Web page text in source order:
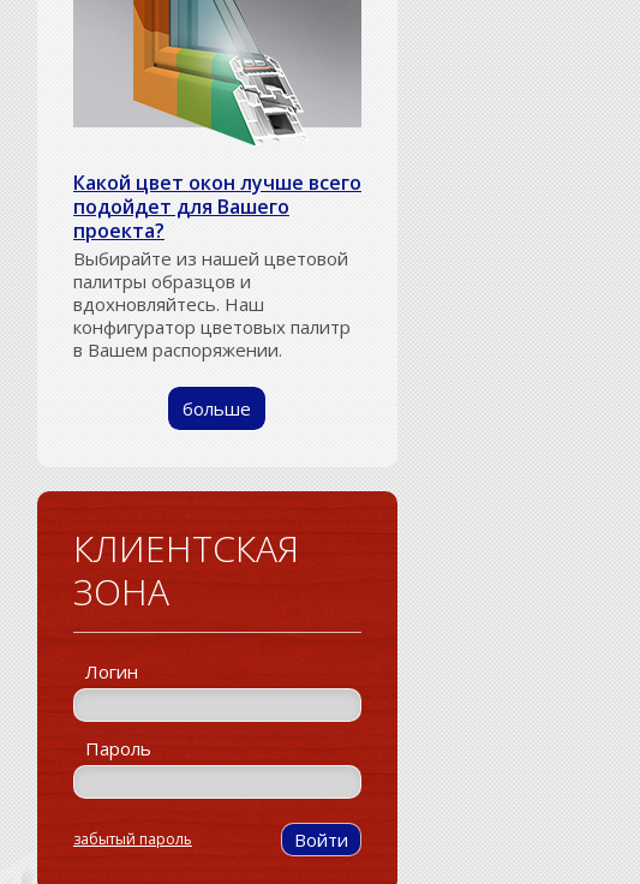
Какой цвет окон лучше всего
подойдет для Вашего
проекта?
Выбирайте из нашей цветовой
палитры образцов и
вдохновляйтесь. Наш
конфигуратор цветовых палитр
в Вашем распоряжении.
больше
КЛИЕНТСКАЯ
ЗОНА
Логин
Пароль
забытый пароль